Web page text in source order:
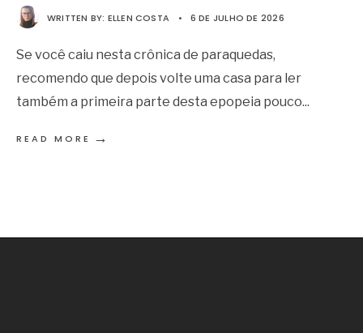
WRITTEN BY: ELLEN COSTA • 6 DE JULHO DE 2026
Se você caiu nesta crônica de paraquedas,
recomendo que depois volte uma casa para ler
também a primeira parte desta epopeia pouco...
READ MORE →